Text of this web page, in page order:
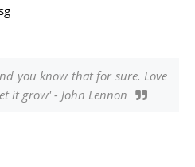
you know that for sure. Love
it grow' - John Lennon